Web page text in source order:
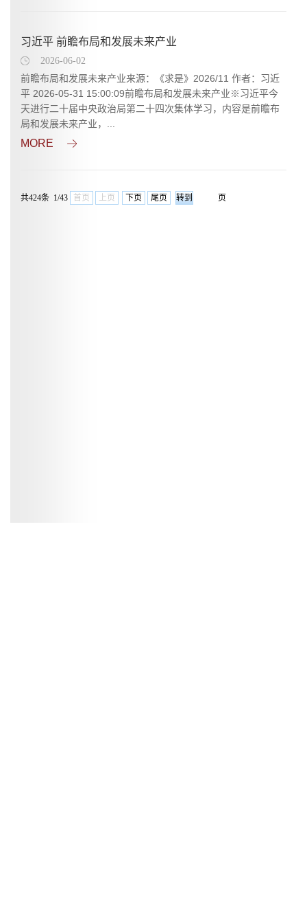
习近平 前瞻布局和发展未来产业
2026-06-02
前瞻布局和发展未来产业来源：《求是》2026/11 作者：习近
平 2026-05-31 15:00:09前瞻布局和发展未来产业※习近平今
天进行二十届中央政治局第二十四次集体学习，内容是前瞻布
局和发展未来产业，...
MORE
共424条 1/43 首页 上页 下页 尾页 页